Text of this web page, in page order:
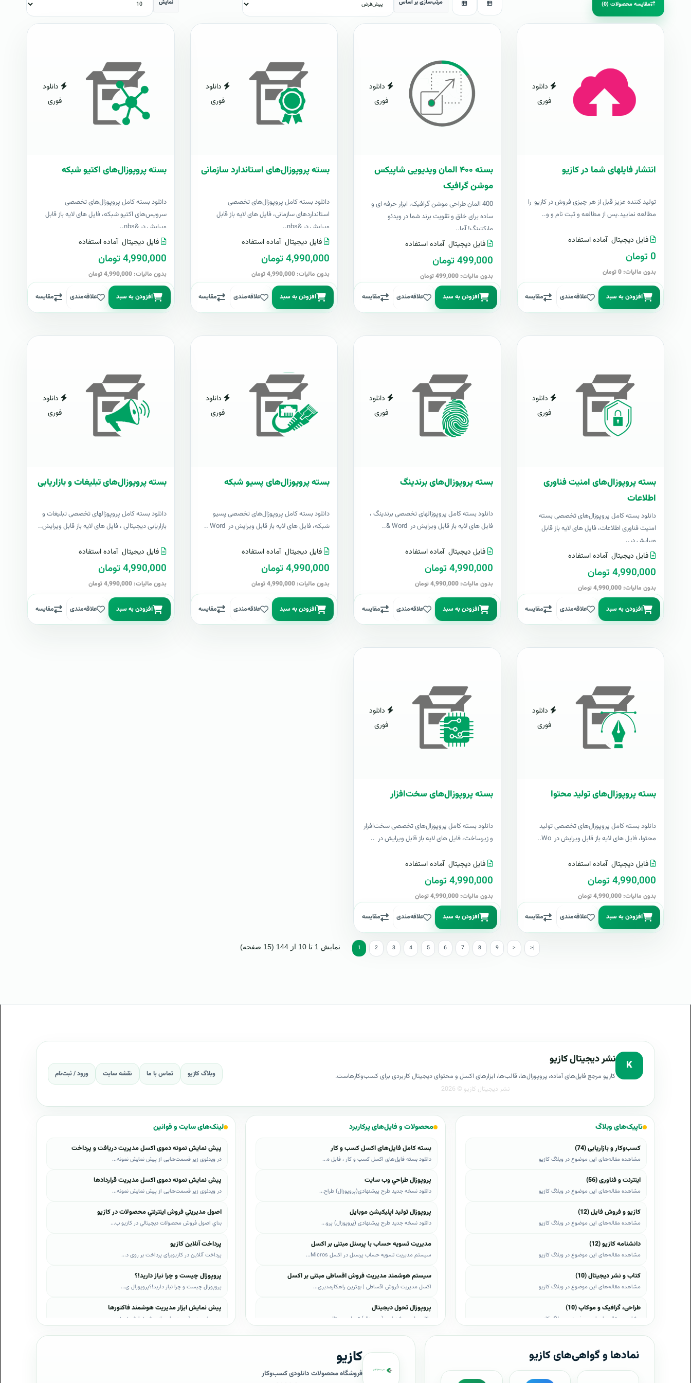
مقایسه محصولات (0) مرتب‌سازی بر اساس نمایش
دانلود
فوری
انتشار فایلهای شما در کازیو
توليد کننده عزيز قبل از هر چیزی فروش در کازیو را
مطالعه نمایید.پس از مطالعه و ثبت نام و و..
فایل دیجیتال آماده استفاده
0 تومان
بدون مالیات: 0 تومان
افزودن به سبد علاقه‌مندی مقایسه
دانلود
فوری
بسته ۴۰۰ المان ویدیویی شاپیکس
موشن گرافیک
400 المان طراحی موشن گرافیک، ابزار حرفه ای و
ساده برای خلق و تقویت برند شما در ویدئو
مارکتینگ! آما..
فایل دیجیتال آماده استفاده
499,000 تومان
بدون مالیات: 499,000 تومان
افزودن به سبد علاقه‌مندی مقایسه
دانلود
فوری
بسته پروپوزال‌های استاندارد سازمانی
دانلود بسته کامل پروپوزال‌های تخصصی
استانداردهای سازمانی، فایل های لایه باز قابل
ویرایش در &nbs..
فایل دیجیتال آماده استفاده
4,990,000 تومان
بدون مالیات: 4,990,000 تومان
افزودن به سبد علاقه‌مندی مقایسه
دانلود
فوری
بسته پروپوزال‌های اکتیو شبکه
دانلود بسته کامل پروپوزال‌های تخصصی
سرویس‌های اکتیو شبکه، فایل های لایه باز قابل
ویرایش در &nbs..
فایل دیجیتال آماده استفاده
4,990,000 تومان
بدون مالیات: 4,990,000 تومان
افزودن به سبد علاقه‌مندی مقایسه
دانلود
فوری
بسته پروپوزال‌های امنیت فناوری
اطلاعات
دانلود بسته کامل پروپوزال‌های تخصصی بسته
امنیت فناوری اطلاعات، فایل های لایه باز قابل
ویرایش در..
فایل دیجیتال آماده استفاده
4,990,000 تومان
بدون مالیات: 4,990,000 تومان
افزودن به سبد علاقه‌مندی مقایسه
دانلود
فوری
بسته پروپوزال‌های برندینگ
دانلود بسته کامل پروپوزالهای تخصصی برندینگ ،
فایل های لایه باز قابل ویرایش در Word &..
فایل دیجیتال آماده استفاده
4,990,000 تومان
بدون مالیات: 4,990,000 تومان
افزودن به سبد علاقه‌مندی مقایسه
دانلود
فوری
بسته پروپوزال‌های پسیو شبکه
دانلود بسته کامل پروپوزال‌های تخصصی پسیو
شبکه، فایل های لایه باز قابل ویرایش در Word ..
فایل دیجیتال آماده استفاده
4,990,000 تومان
بدون مالیات: 4,990,000 تومان
افزودن به سبد علاقه‌مندی مقایسه
دانلود
فوری
بسته پروپوزال‌های تبلیغات و بازاریابی
دانلود بسته کامل پروپوزالهای تخصصی تبلیغات و
بازاریابی دیجیتالی ، فایل های لایه باز قابل ویرایش..
فایل دیجیتال آماده استفاده
4,990,000 تومان
بدون مالیات: 4,990,000 تومان
افزودن به سبد علاقه‌مندی مقایسه
دانلود
فوری
بسته پروپوزال‌های تولید محتوا
دانلود بسته کامل پروپوزال‌های تخصصی تولید
محتوا، فایل های لایه باز قابل ویرایش در Wo..
فایل دیجیتال آماده استفاده
4,990,000 تومان
بدون مالیات: 4,990,000 تومان
افزودن به سبد علاقه‌مندی مقایسه
دانلود
فوری
بسته پروپوزال‌های سخت‌افزار
دانلود بسته کامل پروپوزال‌های تخصصی سخت‌افزار
و زیرساخت، فایل های لایه باز قابل ویرایش در ..
فایل دیجیتال آماده استفاده
4,990,000 تومان
بدون مالیات: 4,990,000 تومان
افزودن به سبد علاقه‌مندی مقایسه
1 2 3 4 5 6 7 8 9 > >| نمایش 1 تا 10 از 144 (15 صفحه)
K نشر دیجیتال کازیو
کازیو مرجع فایل‌های آماده، پروپوزال‌ها، قالب‌ها، ابزارهای اکسل و محتوای دیجیتال کاربردی برای کسب‌وکارهاست. وبلاگ کازیو تماس با ما نقشه سایت ورود / ثبت‌نام
تاپیک‌های وبلاگ
کسب‌وکار و بازاریابی (74)
مشاهده مقاله‌های این موضوع در وبلاگ کازیو
اینترنت و فناوری (56)
مشاهده مقاله‌های این موضوع در وبلاگ کازیو
کازیو و فروش فایل (12)
مشاهده مقاله‌های این موضوع در وبلاگ کازیو
دانشنامه کازیو (12)
مشاهده مقاله‌های این موضوع در وبلاگ کازیو
کتاب و نشر دیجیتال (10)
مشاهده مقاله‌های این موضوع در وبلاگ کازیو
طراحی، گرافیک و موکاپ (10)
مشاهده مقاله‌های این موضوع در وبلاگ کازیو
مشاهده مقاله‌های این موضوع در وبلاگ کازیو
موبایل و اندروید (6)
محصولات و فایل‌های پرکاربرد
بسته کامل فایل‌های اکسل کسب و کار
دانلود بسته فایل‌های اکسل کسب و کار ، فایل ه...
پروپوزال طراحي وب سايت
دانلود نسخه جدید طرح پيشنهادي(پروپوزال) طراح...
پروپوزال تولید اپلیکیشن موبایل
دانلود نسخه جدید طرح پیشنهادی (پروپوزال) پرو...
مدیریت تسویه حساب با پرسنل مبتنی بر اکسل
سیستم مدیریت تسویه حساب پرسنل در اکسل Micros...
سیستم هوشمند مدیریت فروش اقساطی مبتنی بر اکسل
اکسل مدیریت فروش اقساطی | بهترین راهکارمدیری...
پروپوزال تحول دیجیتال
دانلود طرح پیشنهادی (پروپوزال) تحول دیجیتال،...
پروپوزال AI
دانلود طرح پيشنهادي(پروپوزال) هوش مصنوعی (AI...
پروپوزال بیزاجی
لینک‌های سایت و قوانین
پیش نمایش نمونه دموی اکسل مدیریت دریافت و پرداخت
در ویدئوی زیر قسمت‌هایی از پیش نمایش نمونه...
پیش نمایش نمونه دموی اکسل مدیریت قراردادها
در ویدئوی زیر قسمت‌هایی از پیش نمایش نمونه...
اصول مديريتي فروش اينترنتي محصولات در کازيو
بناي اصول فروش محصولات ديجيتالي در کازيو ب...
پرداخت آنلاین کازیو
پرداخت آنلاین در کازیوبرای پرداخت بر روی د...
پروپوزال چیست و چرا نیاز دارید!؟
پروپوزال چیست و چرا نیاز دارید!؟پروپوزال ی...
پیش نمایش ابزار مدیریت هوشمند فاکتورها
در ویدئوی زیر قسمت‌هایی از پیش نمایش نمونه...
نمادها و گواهی‌های کازیو کازیو
فروشگاه محصولات دانلودی کسب‌وکار